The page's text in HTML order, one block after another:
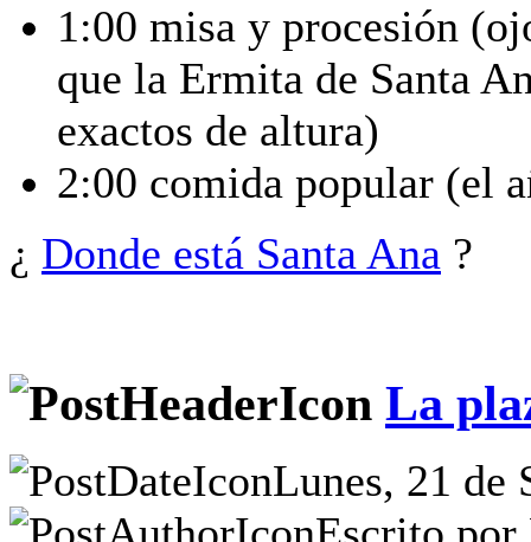
1:00 misa y procesión
que la Ermita de Santa
exactos de altura)
2:00 comida popular (el
¿ Donde está Santa Ana ?
La
Lunes, 21 de